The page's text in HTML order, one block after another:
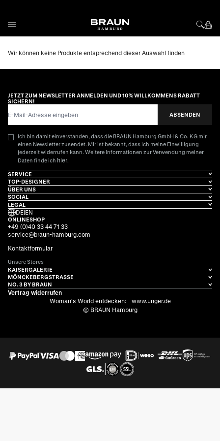
Wir können keine Produkte entsprechend dieser Auswahl finden
JETZT ZUM NEWSLETTER ANMELDEN UND 10% WILLKOMMENS RABATT
SICHERN!
ABSENDEN
Ich bin damit einverstanden, dass die BRAUN Hamburg GmbH & Co. KG mir
einen Newsletter zusendet. Mir ist bekannt, dass ich meine Einwilligung
jederzeit widerrufen kann. Weitere Informationen zur Verwendung meiner
Daten finde ich hier.
SERVICE
TOP-DESIGNER
ÜBER UNS
SOCIAL
LEGAL
DE|EN
ONLINESHOP
+49 (0)40 33 44 71 33
service@braun-hamburg.com
Kontaktformular
Unsere Stores
KAISERGALERIE
MÖNCKEBERGSTRASSE
NO. 3 BY BRAUN
Vertrag widerrufen
Woman's World entdecken:
www.unger.de
© BRAUN Hamburg